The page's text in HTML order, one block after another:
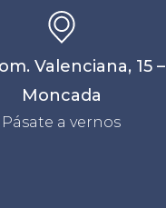
Valenciana, 15 –
Moncada
Pásate a vernos